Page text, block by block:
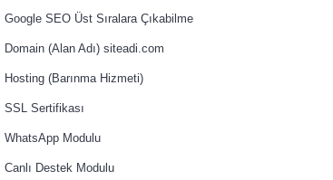
Google SEO Üst Sıralara Çıkabilme
Domain (Alan Adı) siteadi.com
Hosting (Barınma Hizmeti)
SSL Sertifikası
WhatsApp Modulu
Canlı Destek Modulu